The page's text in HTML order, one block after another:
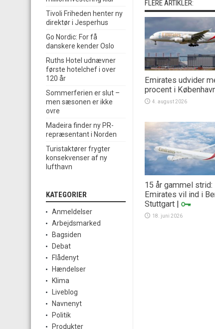
FLERE ARTIKLER:
Emirates udvider
procent i
4. august 2026
15 år gammel strid:
Emirates vil ind i
Stuttgart |
18. juni 2026
Tivoli Friheden henter ny
direktør i Jesperhus
Go Nordic: For få
danskere kender Oslo
Ruths Hotel udnævner
første hotelchef i over
120 år
Sommerferien er slut –
men sæsonen er ikke
ovre
Madeira finder ny PR-
repræsentant i Norden
Turistaktører frygter
konsekvenser af ny
lufthavn
KATEGORIER
Anmeldelser
Arbejdsmarked
Bagsiden
Debat
Flådenyt
Hændelser
Klima
Liveblog
Navnenyt
Politik
Produkter